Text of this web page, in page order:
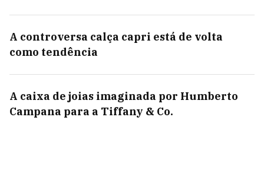
A controversa calça capri está de volta
como tendência
A caixa de joias imaginada por Humberto
Campana para a Tiffany & Co.